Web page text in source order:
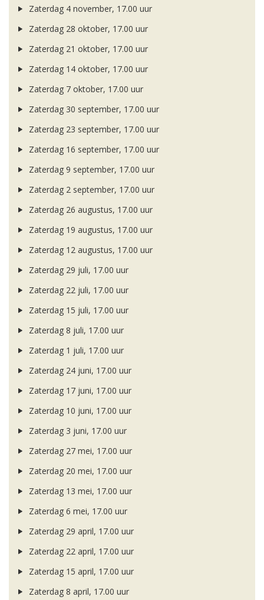
Zaterdag 4 november, 17.00 uur
Zaterdag 28 oktober, 17.00 uur
Zaterdag 21 oktober, 17.00 uur
Zaterdag 14 oktober, 17.00 uur
Zaterdag 7 oktober, 17.00 uur
Zaterdag 30 september, 17.00 uur
Zaterdag 23 september, 17.00 uur
Zaterdag 16 september, 17.00 uur
Zaterdag 9 september, 17.00 uur
Zaterdag 2 september, 17.00 uur
Zaterdag 26 augustus, 17.00 uur
Zaterdag 19 augustus, 17.00 uur
Zaterdag 12 augustus, 17.00 uur
Zaterdag 29 juli, 17.00 uur
Zaterdag 22 juli, 17.00 uur
Zaterdag 15 juli, 17.00 uur
Zaterdag 8 juli, 17.00 uur
Zaterdag 1 juli, 17.00 uur
Zaterdag 24 juni, 17.00 uur
Zaterdag 17 juni, 17.00 uur
Zaterdag 10 juni, 17.00 uur
Zaterdag 3 juni, 17.00 uur
Zaterdag 27 mei, 17.00 uur
Zaterdag 20 mei, 17.00 uur
Zaterdag 13 mei, 17.00 uur
Zaterdag 6 mei, 17.00 uur
Zaterdag 29 april, 17.00 uur
Zaterdag 22 april, 17.00 uur
Zaterdag 15 april, 17.00 uur
Zaterdag 8 april, 17.00 uur